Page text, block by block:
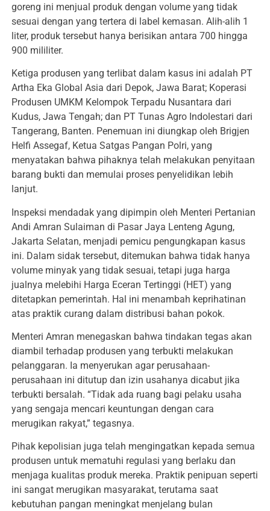
goreng ini menjual produk dengan volume yang tidak
sesuai dengan yang tertera di label kemasan. Alih-alih 1
liter, produk tersebut hanya berisikan antara 700 hingga
900 mililiter.
Ketiga produsen yang terlibat dalam kasus ini adalah PT
Artha Eka Global Asia dari Depok, Jawa Barat; Koperasi
Produsen UMKM Kelompok Terpadu Nusantara dari
Kudus, Jawa Tengah; dan PT Tunas Agro Indolestari dari
Tangerang, Banten. Penemuan ini diungkap oleh Brigjen
Helfi Assegaf, Ketua Satgas Pangan Polri, yang
menyatakan bahwa pihaknya telah melakukan penyitaan
barang bukti dan memulai proses penyelidikan lebih
lanjut.
Inspeksi mendadak yang dipimpin oleh Menteri Pertanian
Andi Amran Sulaiman di Pasar Jaya Lenteng Agung,
Jakarta Selatan, menjadi pemicu pengungkapan kasus
ini. Dalam sidak tersebut, ditemukan bahwa tidak hanya
volume minyak yang tidak sesuai, tetapi juga harga
jualnya melebihi Harga Eceran Tertinggi (HET) yang
ditetapkan pemerintah. Hal ini menambah keprihatinan
atas praktik curang dalam distribusi bahan pokok.
Menteri Amran menegaskan bahwa tindakan tegas akan
diambil terhadap produsen yang terbukti melakukan
pelanggaran. Ia menyerukan agar perusahaan-
perusahaan ini ditutup dan izin usahanya dicabut jika
terbukti bersalah. “Tidak ada ruang bagi pelaku usaha
yang sengaja mencari keuntungan dengan cara
merugikan rakyat,” tegasnya.
Pihak kepolisian juga telah mengingatkan kepada semua
produsen untuk mematuhi regulasi yang berlaku dan
menjaga kualitas produk mereka. Praktik penipuan seperti
ini sangat merugikan masyarakat, terutama saat
kebutuhan pangan meningkat menjelang bulan